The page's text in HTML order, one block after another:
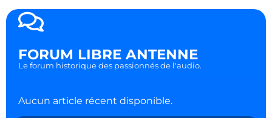
FORUM LIBRE ANTENNE
Le forum historique des passionnés de l'audio.
Aucun article récent disponible.